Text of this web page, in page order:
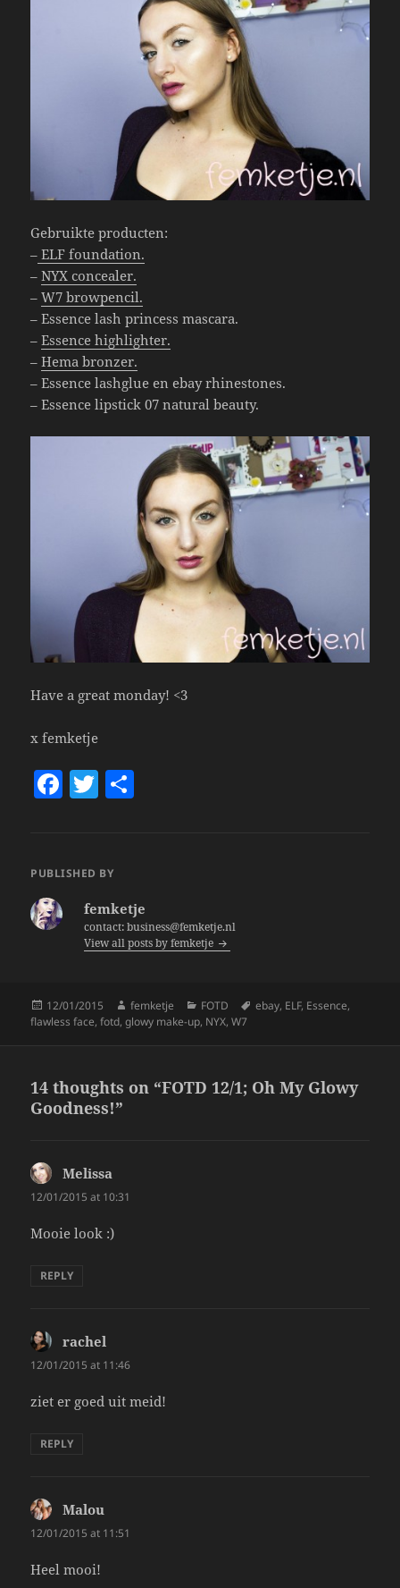
Gebruikte producten:
– ELF foundation.
–NYX concealer.
–W7 browpencil.
– Essence lash princess mascara.
–Essence highlighter.
–Hema bronzer.
– Essence lashglue en ebay rhinestones.
– Essence lipstick 07 natural beauty.
Have a great monday! <3
x femketje
F
e
T
er
PUBLISHED BY
femketje
contact: business@femketje.nl
View all posts by femketje
Posted
on
12/01/2015 Author
femketje Categories
FOTD Tags
ebay, ELF, Essence,
flawless face,fotd,glowy make-up, NYX,W7
14 thoughts on “FOTD 12/1; Oh My Glowy
Goodness!”
Melissa
12/01/2015 at 10:31
Mooie look :)
REPLY
rachel
12/01/2015 at 11:46
ziet er goed uit meid!
REPLY
Malou
12/01/2015 at 11:51
Heel mooi!